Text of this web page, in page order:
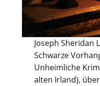
Joseph Sheridan
Schwarze
Unheimliche
alten Irland),